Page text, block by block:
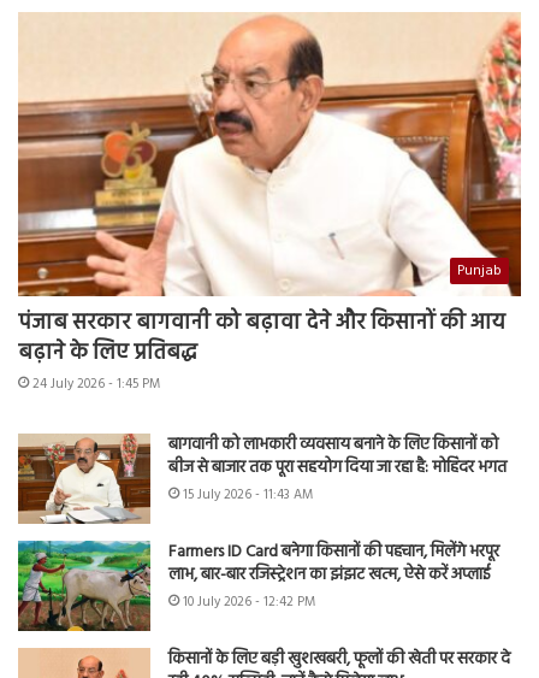
Punjab
पंजाब सरकार बागवानी को बढ़ावा देने और किसानों की आय
बढ़ाने के लिए प्रतिबद्ध
24 July 2026 - 1:45 PM
बागवानी को लाभकारी व्यवसाय बनाने के लिए किसानों को
बीज से बाजार तक पूरा सहयोग दिया जा रहा है: मोहिंदर भगत
15 July 2026 - 11:43 AM
Farmers ID Card बनेगा किसानों की पहचान, मिलेंगे भरपूर
लाभ, बार-बार रजिस्ट्रेशन का झंझट खत्म, ऐसे करें अप्लाई
10 July 2026 - 12:42 PM
किसानों के लिए बड़ी खुशखबरी, फूलों की खेती पर सरकार दे